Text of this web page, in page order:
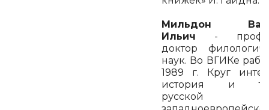
Мильдон
Ильич -
доктор
наук. Во ВГИКе
1989 г. Круг
история и